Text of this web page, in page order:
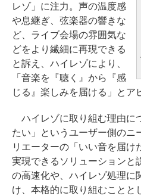
レゾ」に注力。声の温度感
や息継ぎ、弦楽器の響きな
ど、ライブ会場の雰囲気な
どをより繊細に再現できる
と訴え、ハイレゾにより、
「音楽を『聴く』から『感
じる』楽しみを届ける」とア
ハイレゾに取り組む理由に
たい」というユーザー側のニ
リエーターの「いい音を届け
実現できるソリューションと
の高速化や、ハイレゾ処理に
け、本格的に取り組むことと